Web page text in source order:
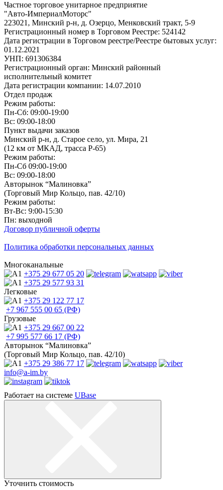
Частное торговое унитарное предприятие
"Авто-ИмпериалМоторс"
223021, Минский р-н, д. Озерцо, Менковский тракт, 5-9
Регистрационный номер в Торговом Реестре: 524142
Дата регистрации в Торговом реестре/Реестре бытовых услуг:
01.12.2021
УНП: 691306384
Регистрационный орган: Минский районный
исполнительный комитет
Дата регистрации компании: 14.07.2010
Отдел продаж
Режим работы:
Пн-Сб: 09:00-19:00
Вс: 09:00-18:00
Пункт выдачи заказов
Минский р-н, д. Старое село, ул. Мира, 21
(12 км от МКАД, трасса P-65)
Режим работы:
Пн-Сб 09:00-19:00
Вс: 09:00-18:00
Авторынок “Малиновка”
(Торговый Мир Кольцо, пав. 42/10)
Режим работы:
Вт-Вс: 9:00-15:30
Пн: выходной
Договор публичной оферты
Политика обработки персональных данных
Многоканальные
+375 29 677 05 20
+375 29 577 93 31
Легковые
+375 29 122 77 17
+7 967 555 00 65 (РФ)
Грузовые
+375 29 667 00 22
+7 995 577 66 17 (РФ)
Авторынок “Малиновка”
(Торговый Мир Кольцо, пав. 42/10)
+375 29 386 77 17
info@a-im.by
Работает на системе UBase
Уточнить стоимость